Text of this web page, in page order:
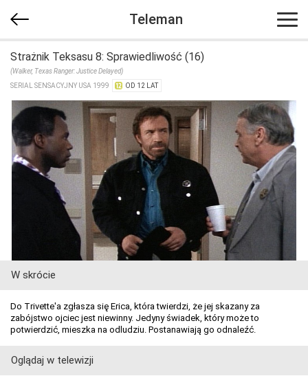
Teleman
Strażnik Teksasu 8: Sprawiedliwość (16)
(Walker, Texas Ranger: Justice Delayed)
SERIAL SENSACYJNY USA 1999
OD 12 LAT
W skrócie
Do Trivette'a zgłasza się Erica, która twierdzi, że jej skazany za
zabójstwo ojciec jest niewinny. Jedyny świadek, który może to
potwierdzić, mieszka na odludziu. Postanawiają go odnaleźć.
Oglądaj w telewizji